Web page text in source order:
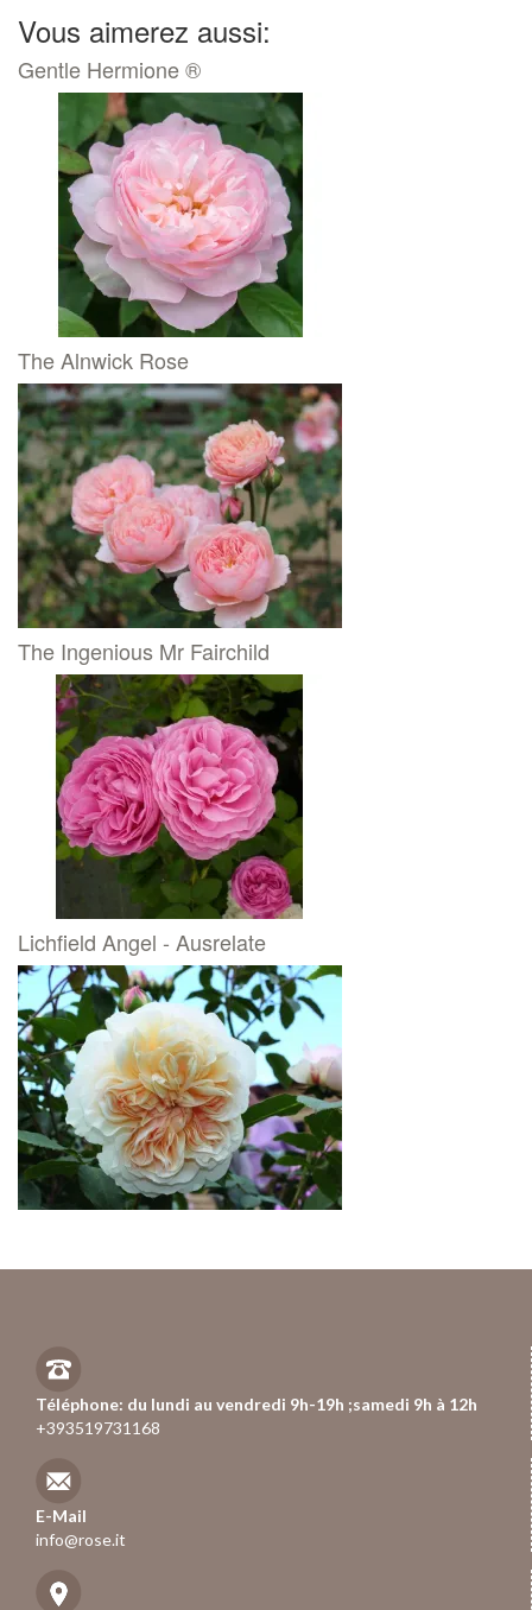
Vous aimerez aussi:
Gentle Hermione ®
The Alnwick Rose
The Ingenious Mr Fairchild
Lichfield Angel - Ausrelate
Téléphone: du lundi au vendredi 9h-19h ;samedi 9h à 12h
+393519731168
E-Mail
info@rose.it